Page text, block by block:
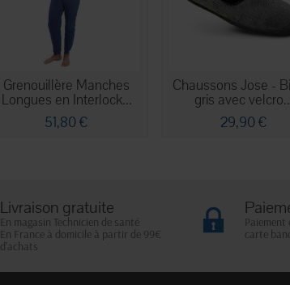
Grenouillère Manches
Longues en Interlock...
51,80 €
Chaussons Jose -
gris avec
29,90 €
Livraison gratuite
En magasin Technicien de santé
En France à domicile à partir de 99€
d'achats
carte